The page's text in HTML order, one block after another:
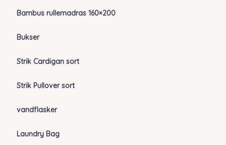
Bambus rullemadras 160×200
Bukser
Strik Cardigan sort
Strik Pullover sort
vandflasker
Laundry Bag